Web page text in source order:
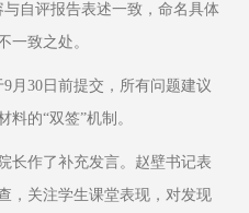
自评报告表述一致，命名具体
一致之处。
月30日前提交，所有问题建议
料的“双签”机制。
长作了补充发言。赵壁书记表
，关注学生课堂表现，对发现